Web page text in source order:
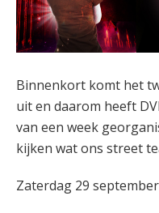
Binnenkort komt het
uit en daarom heeft
van een week
kijken wat ons street
Zaterdag 29 september